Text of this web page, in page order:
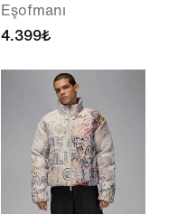
Eşofmanı
4.399₺